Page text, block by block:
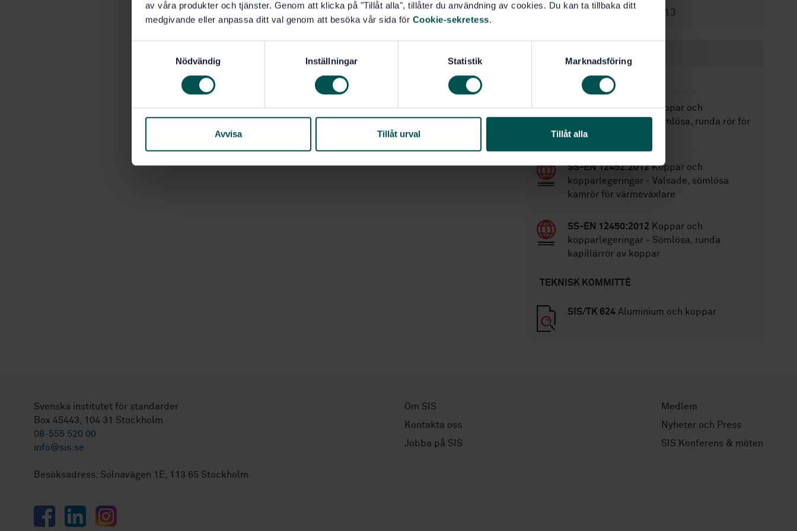
av våra produkter och tjänster. Genom att klicka på "Tillåt alla", tillåter du användning av cookies. Du kan ta tillbaka ditt
medgivande eller anpassa ditt val genom att besöka vår sida för Cookie-sekretess.
s
Nödvändig Inställningar Statistik Marknadsföring
Avvisa Tillåt urval Tillåt alla
SS-EN 13605:2013
STANDARDER
SS-EN 12451:2012Koppar och
kopparlegeringar - Sömlösa, runda rör för
värmeväxlare
SS-EN 12452:2012Koppar och
kopparlegeringar - Valsade, sömlösa
kamrör för värmeväxlare
SS-EN 12450:2012 Koppar och
kopparlegeringar - Sömlösa, runda
kapillärrör av koppar
TEKNISK KOMMITTÉ
SIS/TK 624 Aluminium och koppar
Svenska institutet för standarder
Box 45443, 104 31 Stockholm
08-555 520 00
info@sis.se
Besöksadress: Solnavägen 1E, 113 65 Stockholm
FacebookLinkedInInstagram
Om SIS
Kontakta oss
Jobba på SIS
Medlem
Nyheter och Press
SIS Konferens & möten